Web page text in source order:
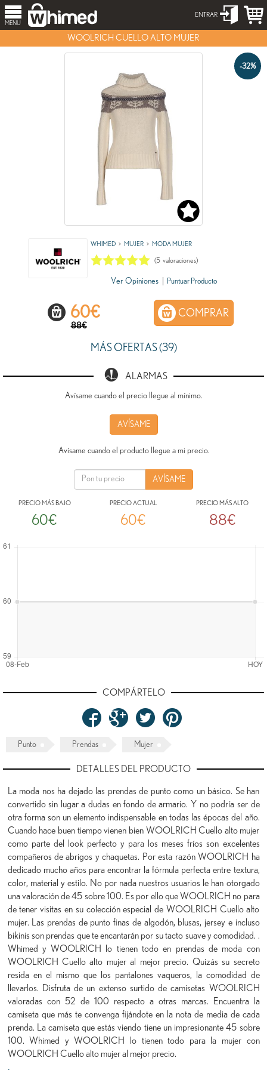
MENU
ENTRAR
WOOLRICH CUELLO ALTO MUJER
-32%
WHIMED MUJER MODA MUJER
(5 valoraciones)
Ver Opiniones Puntuar Producto
88€
60€ COMPRAR
MÁS OFERTAS (39)
ALARMAS
Avísame cuando el precio llegue al mínimo.
AVÍSAME
Avísame cuando el producto llegue a mi precio.
PRECIO MÁS BAJO
60€
PRECIO ACTUAL
60€
PRECIO MÁS ALTO
88€
COMPÁRTELO
Punto Prendas Mujer
DETALLES DEL PRODUCTO
La moda nos ha dejado las prendas de punto como un básico. Se han
convertido sin lugar a dudas en fondo de armario. Y no podría ser de
otra forma son un elemento indispensable en todas las épocas del año.
Cuando hace buen tiempo vienen bien WOOLRICH Cuello alto mujer
como parte del look perfecto y para los meses fríos son excelentes
compañeros de abrigos y chaquetas. Por esta razón WOOLRICH ha
dedicado mucho años para encontrar la fórmula perfecta entre textura,
color, material y estilo. No por nada nuestros usuarios le han otorgado
una valoración de 45 sobre 100. Es por ello que WOOLRICH no para
de tener visitas en su colección especial de WOOLRICH Cuello alto
mujer. Las prendas de punto finas de algodón, blusas, jersey e incluso
bikinis son prendas que te encantarán por su tacto suave y comodidad. .
Whimed y WOOLRICH lo tienen todo en prendas de moda con
WOOLRICH Cuello alto mujer al mejor precio. Quizás su secreto
resida en el mismo que los pantalones vaqueros, la comodidad de
llevarlos. Disfruta de un extenso surtido de camisetas WOOLRICH
valoradas con 52 de 100 respecto a otras marcas. Encuentra la
camiseta que más te convenga fijándote en la nota de media de cada
prenda. La camiseta que estás viendo tiene un impresionante 45 sobre
100. Whimed y WOOLRICH lo tienen todo para la mujer con
WOOLRICH Cuello alto mujer al mejor precio.